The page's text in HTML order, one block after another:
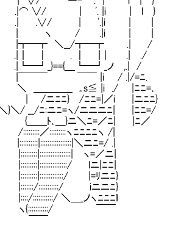
| l } それで何です
| '.|i | |
| やる夫君から聞
＼__/┳━┳ .| /
┃| .| ./ うわぁ・・
＿┗━┛_ノ ,.| /
￣￣ |i / .|/=ﾆ.
＿ ｡s≦ |i ./ |ﾆﾆ=､
} /ﾆﾆ=|／i |ニﾆﾆ}
ﾆ=ヽ/ニニニﾆ| |ﾆﾆ=/
ニ＼ﾆ=／ﾆ| |ﾆ／
ヽﾆﾆﾆﾆヽ /|
＼ニﾆ=/ .|
ヽ=／ニ|
lニ|ﾆﾆ|
|=ﾘニﾆ}
iニニﾆ}
＿_ノヽﾆﾆﾆｌ
￣￣